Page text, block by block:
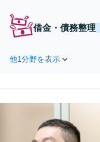
借金・債務整理
他1分野を表示